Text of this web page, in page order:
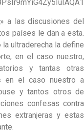
» a las discusiones del
países le dan a esta.
ultraderecha la define
en el caso nuestro,
y tantas otras
en el caso nuestro a
y tantos otros de
confesas contra
extranjeras y estas